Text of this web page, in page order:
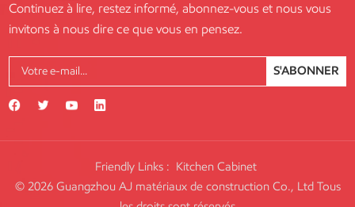
Continuez à lire, restez informé, abonnez-vous et nous vous
invitons à nous dire ce que vous en pensez.
S'ABONNER
Friendly Links : Kitchen Cabinet
© 2026 Guangzhou AJ matériaux de construction Co., Ltd Tous